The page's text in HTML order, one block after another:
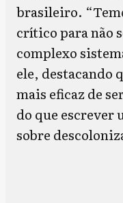
brasileiro.
crítico para não
complexo
ele, destacando
mais eficaz de
do que escrever
sobre